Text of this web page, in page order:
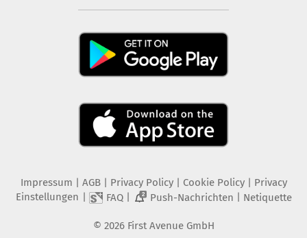
Impressum AGB Privacy Policy| Cookie Policy| Privacy
Einstellungen
FAQ| 2 Push-Nachrichten Netiquette
© 2026 First Avenue GmbH